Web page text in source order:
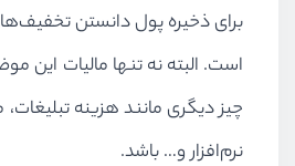
برای ذخیره پول دانستن
است. البته نه تنها مالیات این
چیز دیگری مانند هزینه
نرم‌افزار و… باشد.